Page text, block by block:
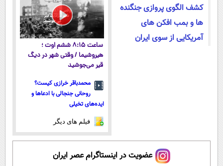
کشف الگوی پروازی جنگنده
ها و بمب افکن های
آمریکایی از سوی ایران
ساعت ۸:۱۵ ششم اوت ؛
هیروشیما / وقتی شهر در دیگ
قیر می‌جوشید
محمدباقر خرازی کیست؟
روحانی جنجالی با ادعاها و
ایده‌های تخیلی
فیلم های دیگر
عضویت در اینستاگرام عصر ایران